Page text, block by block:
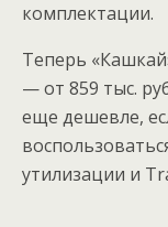
комплектации.
Теперь
— от 859 тыс.
еще дешевле,
утилизации и